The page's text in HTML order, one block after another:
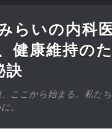
らいの内科
健康維持の
訣
ここから始まる。私た
。